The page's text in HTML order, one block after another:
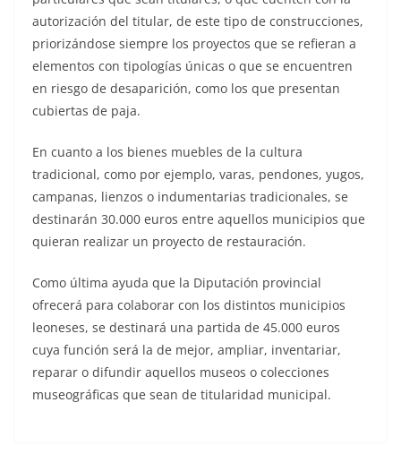
autorización del titular, de este tipo de construcciones,
priorizándose siempre los proyectos que se refieran a
elementos con tipologías únicas o que se encuentren
en riesgo de desaparición, como los que presentan
cubiertas de paja.
En cuanto a los bienes muebles de la cultura
tradicional, como por ejemplo, varas, pendones, yugos,
campanas, lienzos o indumentarias tradicionales, se
destinarán 30.000 euros entre aquellos municipios que
quieran realizar un proyecto de restauración.
Como última ayuda que la Diputación provincial
ofrecerá para colaborar con los distintos municipios
leoneses, se destinará una partida de 45.000 euros
cuya función será la de mejor, ampliar, inventariar,
reparar o difundir aquellos museos o colecciones
museográficas que sean de titularidad municipal.